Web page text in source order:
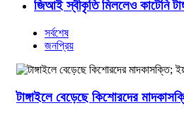
জিআই স্বীকৃতি মিললেও কাটেনি
সর্বশেষ
জনপ্রিয়
টাঙ্গাইলে বেড়েছে কিশোরদের